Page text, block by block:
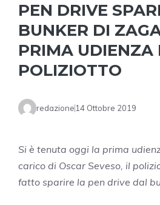
PEN DRIVE
BUNKER DI
PRIMA UDIENZA
POLIZIOTTO
redazione 14 Ottobre 2019
Si è tenuta oggi la prima
carico di Oscar Seveso, il
fatto sparire la pen drive dal